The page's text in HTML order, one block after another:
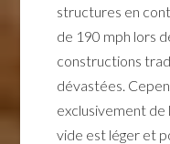
structures en
de 190 mph lors
constructions
dévastées.
exclusivement de
vide est léger et